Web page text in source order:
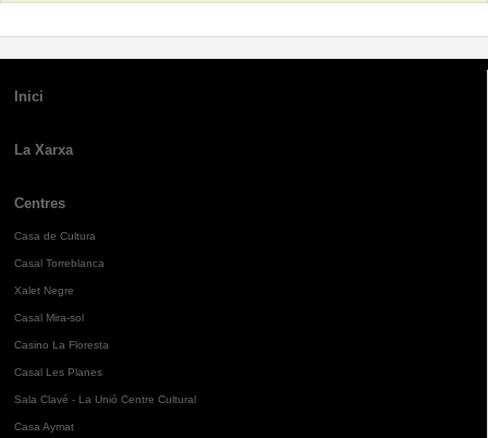
Inici
La Xarxa
Centres
Casa de Cultura
Casal Torreblanca
Xalet Negre
Casal Mira-sol
Casino La Floresta
Casal Les Planes
Sala Clavé - La Unió Centre Cultural
Casa Aymat